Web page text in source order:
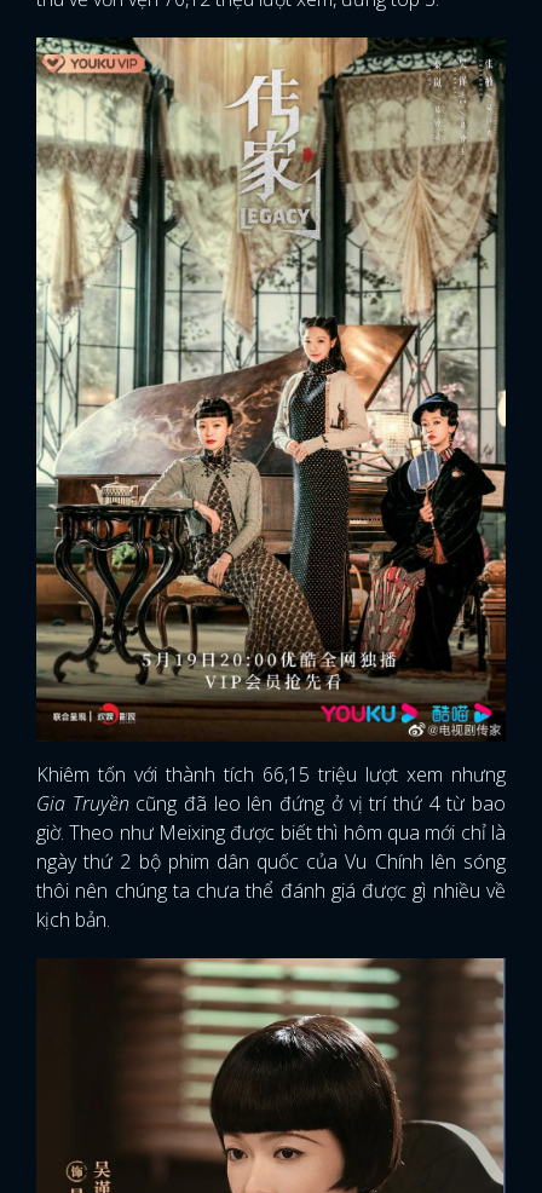
Khiêm tốn với thành tích 66,15 triệu lượt xem nhưng
Gia Truyền cũng đã leo lên đứng ở vị trí thứ 4 từ bao
giờ. Theo như Meixing được biết thì hôm qua mới chỉ là
ngày thứ 2 bộ phim dân quốc của Vu Chính lên sóng
thôi nên chúng ta chưa thể đánh giá được gì nhiều về
kịch bản.